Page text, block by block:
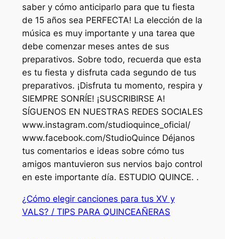
saber y cómo anticiparlo para que tu fiesta
de 15 años sea PERFECTA! La elección de la
música es muy importante y una tarea que
debe comenzar meses antes de sus
preparativos. Sobre todo, recuerda que esta
es tu fiesta y disfruta cada segundo de tus
preparativos. ¡Disfruta tu momento, respira y
SIEMPRE SONRÍE! ¡SUSCRIBIRSE A!
SÍGUENOS EN NUESTRAS REDES SOCIALES
www.instagram.com/studioquince_oficial/
www.facebook.com/StudioQuince Déjanos
tus comentarios e ideas sobre cómo tus
amigos mantuvieron sus nervios bajo control
en este importante día. ESTUDIO QUINCE. .
¿Cómo elegir canciones para tus XV y
VALS? / TIPS PARA QUINCEAÑERAS